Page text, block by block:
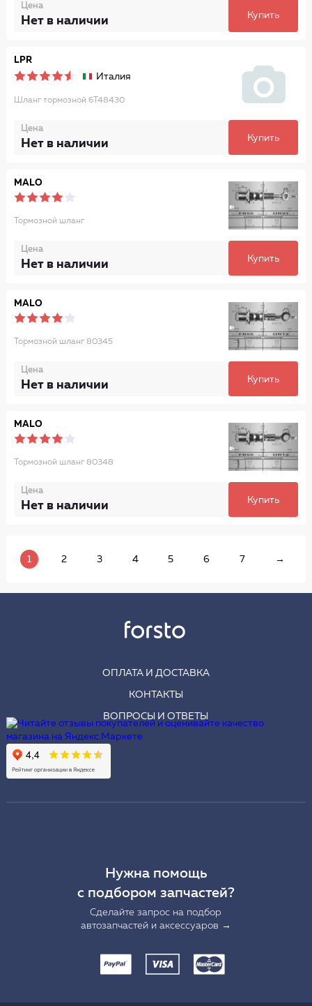
Цена
Нет в наличии Купить
LPR
Италия
Шланг тормозной 6T48430
Цена
Нет в наличии Купить
MALO
Тормозной шланг
Цена
Нет в наличии Купить
MALO
Тормозной шланг 80345
Цена
Нет в наличии Купить
MALO
Тормозной шланг 80348
Цена
Нет в наличии Купить
1 2 3 4 5 6 7 →
ОПЛАТА И ДОСТАВКА
КОНТАКТЫ
ВОПРОСЫ И ОТВЕТЫ
Нужна помощь
с подбором запчастей?
Сделайте запрос на подбор
автозапчастей и аксессуаров →